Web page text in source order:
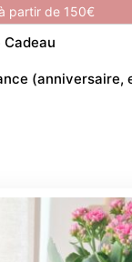
partir de 150€
(anniversaire,